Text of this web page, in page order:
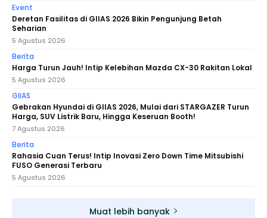
Event
Deretan Fasilitas di GIIAS 2026 Bikin Pengunjung Betah
Seharian
5 Agustus 2026
Berita
Harga Turun Jauh! Intip Kelebihan Mazda CX-30 Rakitan Lokal
5 Agustus 2026
GIIAS
Gebrakan Hyundai di GIIAS 2026, Mulai dari STARGAZER Turun
Harga, SUV Listrik Baru, Hingga Keseruan Booth!
7 Agustus 2026
Berita
Rahasia Cuan Terus! Intip Inovasi Zero Down Time Mitsubishi
FUSO Generasi Terbaru
5 Agustus 2026
Muat lebih banyak